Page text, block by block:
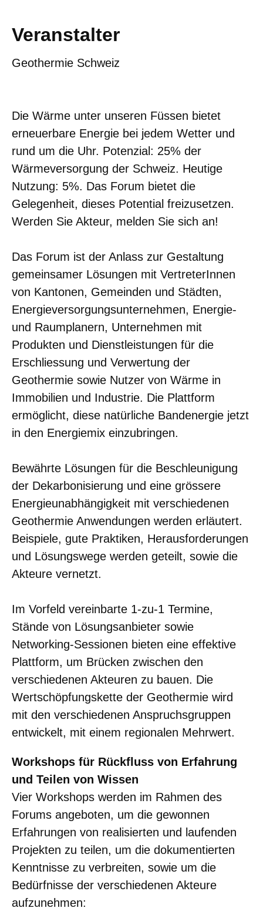
Veranstalter
Geothermie Schweiz
Die Wärme unter unseren Füssen bietet
erneuerbare Energie bei jedem Wetter und
rund um die Uhr. Potenzial: 25% der
Wärmeversorgung der Schweiz. Heutige
Nutzung: 5%. Das Forum bietet die
Gelegenheit, dieses Potential freizusetzen.
Werden Sie Akteur, melden Sie sich an!
Das Forum ist der Anlass zur Gestaltung
gemeinsamer Lösungen mit VertreterInnen
von Kantonen, Gemeinden und Städten,
Energieversorgungsunternehmen, Energie-
und Raumplanern, Unternehmen mit
Produkten und Dienstleistungen für die
Erschliessung und Verwertung der
Geothermie sowie Nutzer von Wärme in
Immobilien und Industrie. Die Plattform
ermöglicht, diese natürliche Bandenergie jetzt
in den Energiemix einzubringen.
Bewährte Lösungen für die Beschleunigung
der Dekarbonisierung und eine grössere
Energieunabhängigkeit mit verschiedenen
Geothermie Anwendungen werden erläutert.
Beispiele, gute Praktiken, Herausforderungen
und Lösungswege werden geteilt, sowie die
Akteure vernetzt.
Im Vorfeld vereinbarte 1-zu-1 Termine,
Stände von Lösungsanbieter sowie
Networking-Sessionen bieten eine effektive
Plattform, um Brücken zwischen den
verschiedenen Akteuren zu bauen. Die
Wertschöpfungskette der Geothermie wird
mit den verschiedenen Anspruchsgruppen
entwickelt, mit einem regionalen Mehrwert.
Workshops für Rückfluss von Erfahrung
und Teilen von Wissen
Vier Workshops werden im Rahmen des
Forums angeboten, um die gewonnen
Erfahrungen von realisierten und laufenden
Projekten zu teilen, um die dokumentierten
Kenntnisse zu verbreiten, sowie um die
Bedürfnisse der verschiedenen Akteure
aufzunehmen: